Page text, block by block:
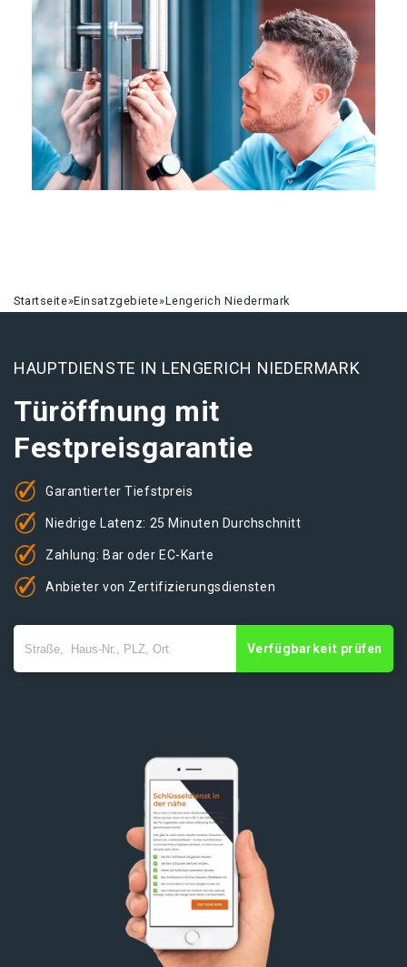
Startseite»Einsatzgebiete»Lengerich Niedermark
HAUPTDIENSTE IN LENGERICH NIEDERMARK
Türöffnung mit
Festpreisgarantie
Garantierter Tiefstpreis
Niedrige Latenz: 25 Minuten Durchschnitt
Zahlung: Bar oder EC-Karte
Anbieter von Zertifizierungsdiensten
Verfügbarkeit prüfen